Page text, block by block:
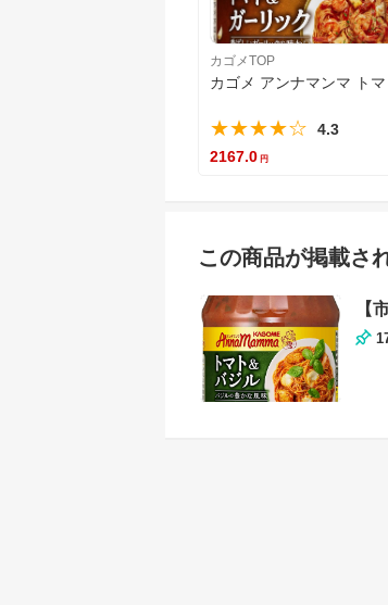
カゴメTOP
カゴメ アンナマンマ ト
★★★★☆
4.3
2167.0
この商品が掲載さ
【